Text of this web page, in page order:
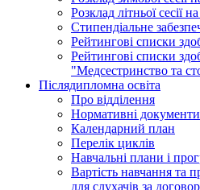
Розклад літньої сесії
Стипендіальне
Рейтингові списки
Рейтингові списки
"Медсестринство та
Післядипломна освіта
Про відділення
Нормативні документи
Календарний план
Перелік циклів
Навчальні плани і
Вартість навчання та
для слухачів за